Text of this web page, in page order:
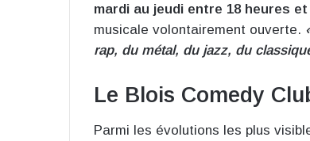
mardi au jeudi entre 18 heures
musicale volontairement ouverte.
rap, du métal, du jazz, du
Le Blois Comedy
Parmi les évolutions les plus